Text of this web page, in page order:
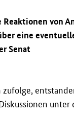
von
eine
Senat